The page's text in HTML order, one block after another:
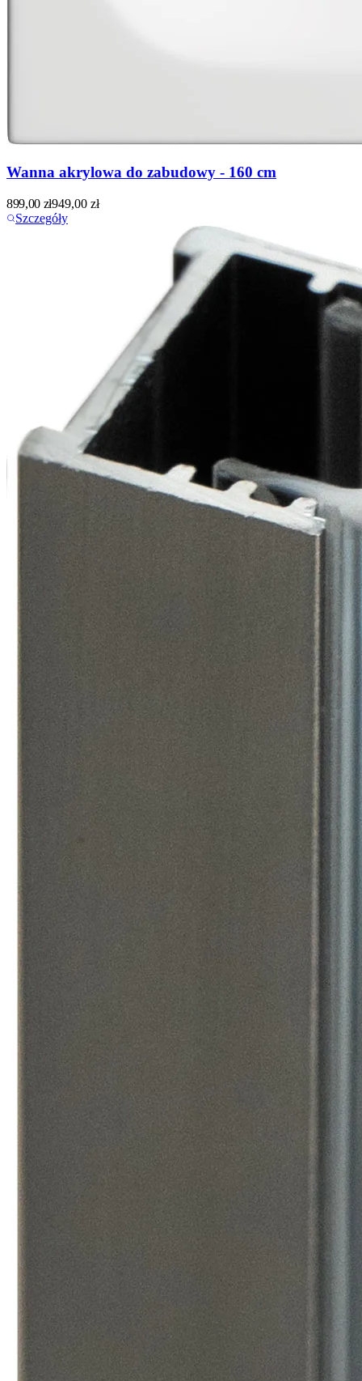
Wanna akrylowa do zabudowy - 160 cm
899,00 zł949,00 zł
Szczegóły